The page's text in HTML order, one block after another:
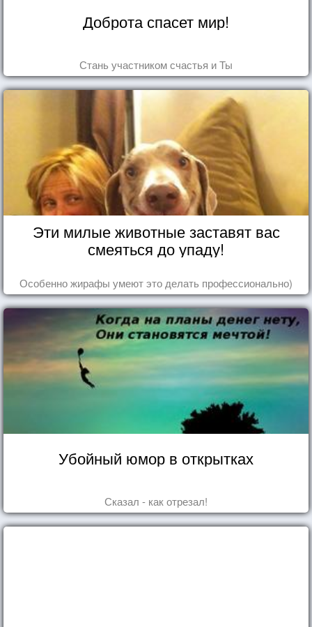
Доброта спасет мир!
Стань участником счастья и Ты
Эти милые животные заставят вас
смеяться до упаду!
Особенно жирафы умеют это делать профессионально)
Убойный юмор в открытках
Сказал - как отрезал!